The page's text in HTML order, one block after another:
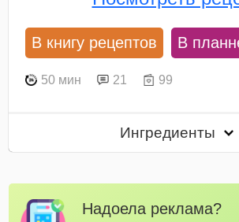
В книгу рецептов В
50 мин 21 99
Ингредиенты
Надоела реклама?